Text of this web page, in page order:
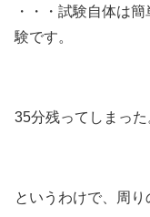
・・・試験自体は
験です。
35分残ってしまった
というわけで、周り